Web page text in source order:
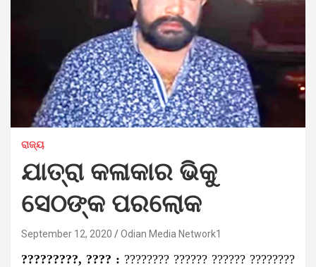
ରାଜ୍ୟ
ଯାତ୍ରା କଳାକାର ଭିକୁ
ସେଠଙ୍କ ପରଲୋକ
September 12, 2020 Odian Media Network1
?????????, ???? : ???????? ?????? ?????? ????????